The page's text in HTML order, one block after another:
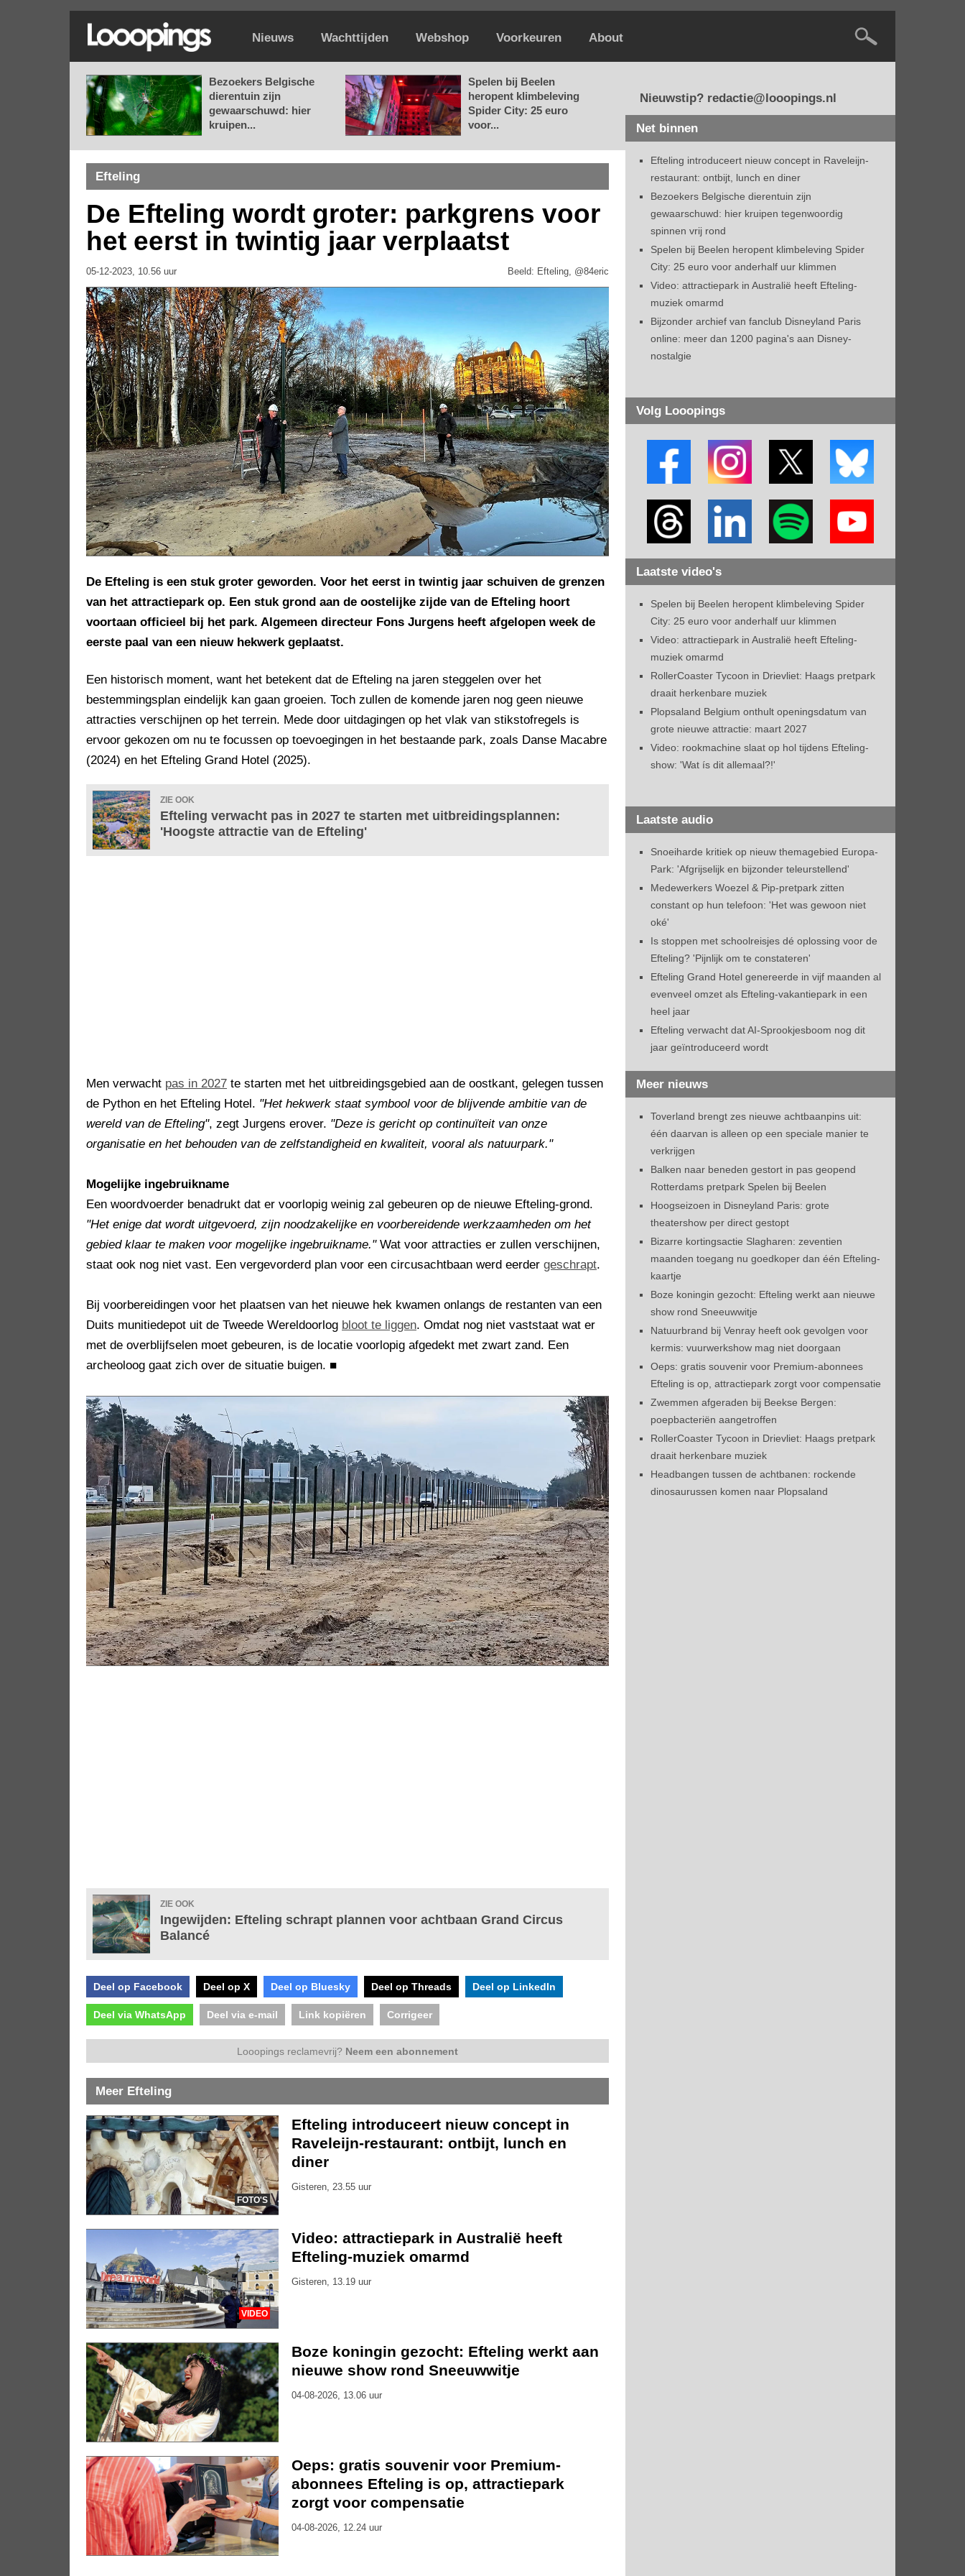
Nieuws Wachttijden Webshop Voorkeuren About
Bezoekers Belgische
dierentuin zijn
gewaarschuwd: hier
kruipen...
Spelen bij Beelen
heropent klimbeleving
Spider City: 25 euro
voor...
Efteling
De Efteling wordt groter: parkgrens voor
het eerst in twintig jaar verplaatst
05-12-2023, 10.56 uur Beeld: Efteling, @84eric
De Efteling is een stuk groter geworden. Voor het eerst in twintig jaar schuiven de grenzen
van het attractiepark op. Een stuk grond aan de oostelijke zijde van de Efteling hoort
voortaan officieel bij het park. Algemeen directeur Fons Jurgens heeft afgelopen week de
eerste paal van een nieuw hekwerk geplaatst.
Een historisch moment, want het betekent dat de Efteling na jaren steggelen over het
bestemmingsplan eindelijk kan gaan groeien. Toch zullen de komende jaren nog geen nieuwe
attracties verschijnen op het terrein. Mede door uitdagingen op het vlak van stikstofregels is
ervoor gekozen om nu te focussen op toevoegingen in het bestaande park, zoals Danse Macabre
(2024) en het Efteling Grand Hotel (2025).
ZIE OOK
Efteling verwacht pas in 2027 te starten met uitbreidingsplannen:
'Hoogste attractie van de Efteling'
Men verwacht pas in 2027 te starten met het uitbreidingsgebied aan de oostkant, gelegen tussen
de Python en het Efteling Hotel. "Het hekwerk staat symbool voor de blijvende ambitie van de
wereld van de Efteling", zegt Jurgens erover. "Deze is gericht op continuïteit van onze
organisatie en het behouden van de zelfstandigheid en kwaliteit, vooral als natuurpark."
Mogelijke ingebruikname
Een woordvoerder benadrukt dat er voorlopig weinig zal gebeuren op de nieuwe Efteling-grond.
"Het enige dat wordt uitgevoerd, zijn noodzakelijke en voorbereidende werkzaamheden om het
gebied klaar te maken voor mogelijke ingebruikname."Wat voor attracties er zullen verschijnen,
staat ook nog niet vast. Een vergevorderd plan voor een circusachtbaan werd eerder geschrapt.
Bij voorbereidingen voor het plaatsen van het nieuwe hek kwamen onlangs de restanten van een
Duits munitiedepot uit de Tweede Wereldoorlog bloot te liggen. Omdat nog niet vaststaat wat er
met de overblijfselen moet gebeuren, is de locatie voorlopig afgedekt met zwart zand. Een
archeoloog gaat zich over de situatie buigen. ■
ZIE OOK
Ingewijden: Efteling schrapt plannen voor achtbaan Grand Circus
Balancé
Deel op Facebook Deel op X Deel op Bluesky Deel op Threads Deel op LinkedIn
Deel via WhatsApp Deel via e-mail Link kopiëren Corrigeer
Looopings reclamevrij? Neem een abonnement
Meer Efteling
FOTO'S
Efteling introduceert nieuw concept in
Raveleijn-restaurant: ontbijt, lunch en
diner
Gisteren, 23.55 uur
VIDEO
Video: attractiepark in Australië heeft
Efteling-muziek omarmd
Gisteren, 13.19 uur
Boze koningin gezocht: Efteling werkt aan
nieuwe show rond Sneeuwwitje
04-08-2026, 13.06 uur
Oeps: gratis souvenir voor Premium-
abonnees Efteling is op, attractiepark
zorgt voor compensatie
04-08-2026, 12.24 uur
Nieuwstip? redactie@looopings.nl
Net binnen
Efteling introduceert nieuw concept in Raveleijn-
restaurant: ontbijt, lunch en diner
Bezoekers Belgische dierentuin zijn
gewaarschuwd: hier kruipen tegenwoordig
spinnen vrij rond
Spelen bij Beelen heropent klimbeleving Spider
City: 25 euro voor anderhalf uur klimmen
Video: attractiepark in Australië heeft Efteling-
muziek omarmd
Bijzonder archief van fanclub Disneyland Paris
online: meer dan 1200 pagina's aan Disney-
nostalgie
Volg Looopings
Laatste video's
Spelen bij Beelen heropent klimbeleving Spider
City: 25 euro voor anderhalf uur klimmen
Video: attractiepark in Australië heeft Efteling-
muziek omarmd
RollerCoaster Tycoon in Drievliet: Haags pretpark
draait herkenbare muziek
Plopsaland Belgium onthult openingsdatum van
grote nieuwe attractie: maart 2027
Video: rookmachine slaat op hol tijdens Efteling-
show: 'Wat ís dit allemaal?!'
Laatste audio
Snoeiharde kritiek op nieuw themagebied Europa-
Park: 'Afgrijselijk en bijzonder teleurstellend'
Medewerkers Woezel & Pip-pretpark zitten
constant op hun telefoon: 'Het was gewoon niet
oké'
Is stoppen met schoolreisjes dé oplossing voor de
Efteling? 'Pijnlijk om te constateren'
Efteling Grand Hotel genereerde in vijf maanden al
evenveel omzet als Efteling-vakantiepark in een
heel jaar
Efteling verwacht dat AI-Sprookjesboom nog dit
jaar geïntroduceerd wordt
Meer nieuws
Toverland brengt zes nieuwe achtbaanpins uit:
één daarvan is alleen op een speciale manier te
verkrijgen
Balken naar beneden gestort in pas geopend
Rotterdams pretpark Spelen bij Beelen
Hoogseizoen in Disneyland Paris: grote
theatershow per direct gestopt
Bizarre kortingsactie Slagharen: zeventien
maanden toegang nu goedkoper dan één Efteling-
kaartje
Boze koningin gezocht: Efteling werkt aan nieuwe
show rond Sneeuwwitje
Natuurbrand bij Venray heeft ook gevolgen voor
kermis: vuurwerkshow mag niet doorgaan
Oeps: gratis souvenir voor Premium-abonnees
Efteling is op, attractiepark zorgt voor compensatie
Zwemmen afgeraden bij Beekse Bergen:
poepbacteriën aangetroffen
RollerCoaster Tycoon in Drievliet: Haags pretpark
draait herkenbare muziek
Headbangen tussen de achtbanen: rockende
dinosaurussen komen naar Plopsaland